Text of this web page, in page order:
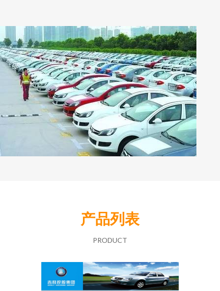
产品列表
PRODUCT